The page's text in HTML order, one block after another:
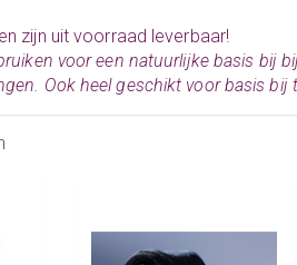
zijn uit voorraad leverbaar!
voor een natuurlijke basis bij
Ook heel geschikt voor basis